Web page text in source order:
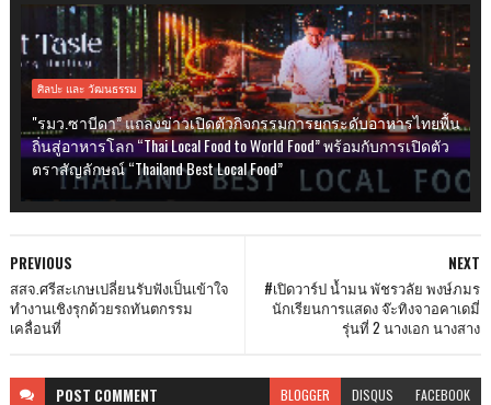
ศิลปะ และ วัฒนธรรม
"รมว.ซาบีดา” แถลงข่าวเปิดตัวกิจกรรมการยกระดับอาหารไทยพื้น
ถิ่นสู่อาหารโลก “Thai Local Food to World Food” พร้อมกับการเปิดตัว
ตราสัญลักษณ์ “Thailand Best Local Food”
NEXT
#เปิดวาร์ป น้ำมน พัชรวลัย พงษ์ภมร
นักเรียนการแสดง จ๊ะทิงจาอคาเดมี่
รุ่นที่ 2 นางเอก นางสาง
PREVIOUS
สสจ.ศรีสะเกษเปลี่ยนรับฟังเป็นเข้าใจ
ทำงานเชิงรุกด้วยรถทันตกรรม
เคลื่อนที่
POST COMMENT BLOGGER DISQUS FACEBOOK